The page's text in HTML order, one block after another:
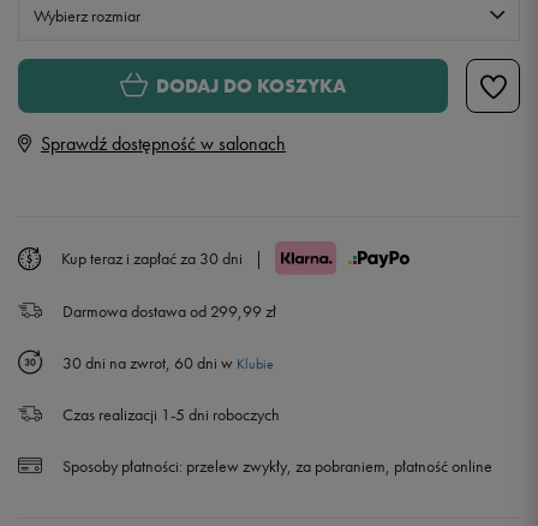
Wybierz rozmiar
M
XL
DODAJ DO KOSZYKA
Sprawdź dostępność w salonach
Kup teraz i zapłać za 30 dni |
Darmowa dostawa od 299,99 zł
30 dni na zwrot, 60 dni w Klubie
Czas realizacji 1-5 dni roboczych
Sposoby płatności: przelew zwykły, za pobraniem, płatność online